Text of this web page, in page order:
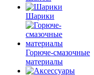
Шарики
Горюче-смазочные
материалы